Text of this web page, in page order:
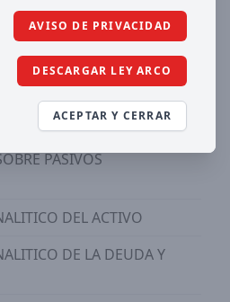
CAMBIOS EN LA
FLUJOS DE EFECTIVO
PASIVOS
DEL ACTIVO
DE LA DEUDA Y
AVISO DE PRIVACIDAD
DESCARGAR LEY ARCO
ACEPTAR Y CERRAR